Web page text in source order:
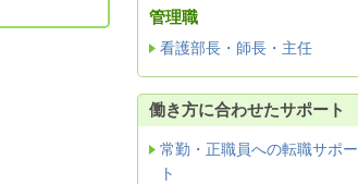
管理職
看護部長・師長・主任
働き方に合わせたサポート
常勤・正職員への転職サポー
ト